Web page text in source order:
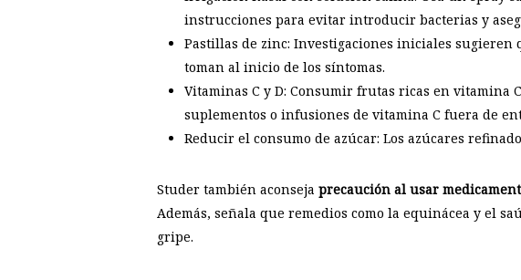
instrucciones para evitar introducir bacterias y
Pastillas de zinc: Investigaciones iniciales
toman al inicio de los síntomas.
Vitaminas C y D: Consumir frutas ricas en vitamina
suplementos o infusiones de vitamina C fuera de
Reducir el consumo de azúcar: Los azúcares
Studer también aconseja precaución al usar
Además, señala que remedios como la equinácea y el
gripe.